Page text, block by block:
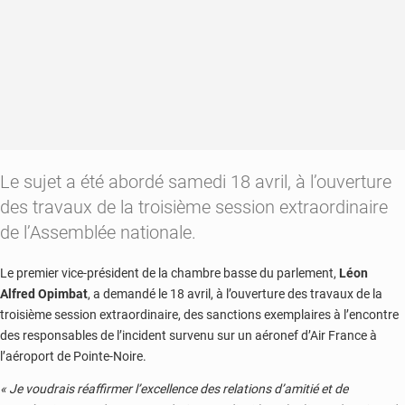
Le sujet a été abordé samedi 18 avril, à l’ouverture
des travaux de la troisième session extraordinaire
de l’Assemblée nationale.
Le premier vice-président de la chambre basse du parlement, Léon
Alfred Opimbat, a demandé le 18 avril, à l’ouverture des travaux de la
troisième session extraordinaire, des sanctions exemplaires à l’encontre
des responsables de l’incident survenu sur un aéronef d’Air France à
l’aéroport de Pointe-Noire.
« Je voudrais réaffirmer l’excellence des relations d’amitié et de